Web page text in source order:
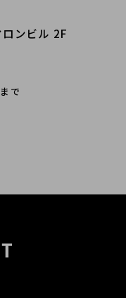
ンビル 2F
で